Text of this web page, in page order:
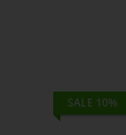
SALE 10%